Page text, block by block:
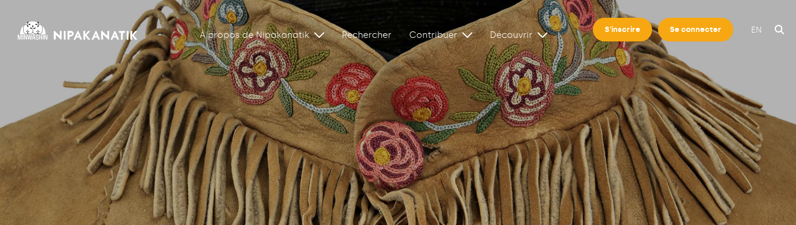
À propos de Nipakanatik Rechercher Contribuer Découvrir S'inscrire Se connecter EN